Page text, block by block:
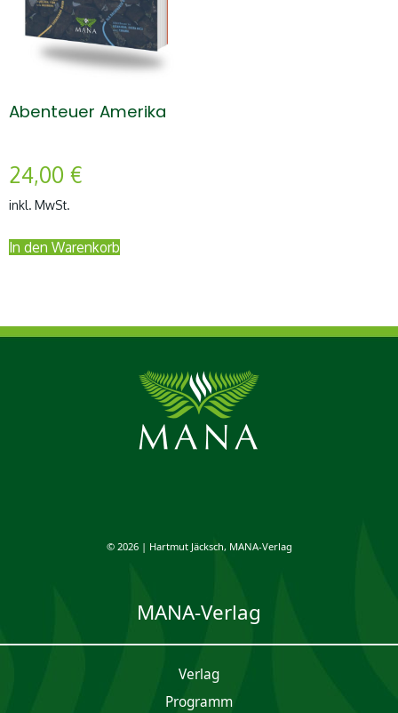
Abenteuer Amerika
24,00 €
inkl. MwSt.
In den Warenkorb
© 2026 | Hartmut Jäcksch, MANA-Verlag
MANA-Verlag
Verlag
Programm